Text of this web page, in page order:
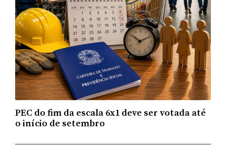
PEC do fim da escala 6x1 deve ser votada até
o início de setembro